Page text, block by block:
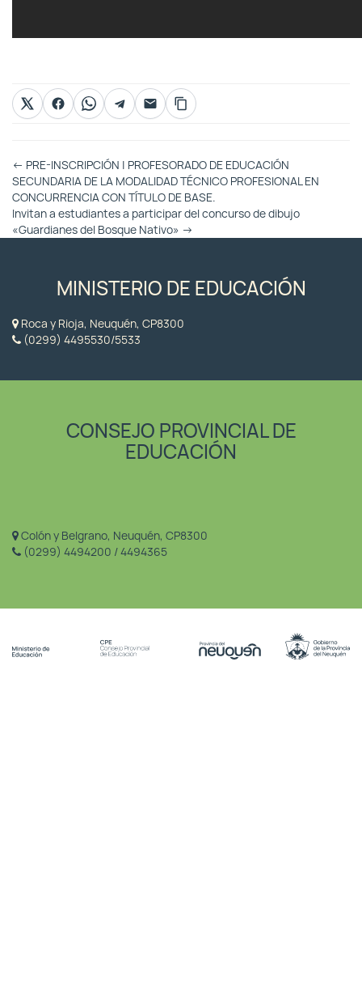
Otras
Entradas
← PRE-INSCRIPCIÓN | PROFESORADO DE EDUCACIÓN
SECUNDARIA DE LA MODALIDAD TÉCNICO PROFESIONAL EN
CONCURRENCIA CON TÍTULO DE BASE.
Invitan a estudiantes a participar del concurso de dibujo
«Guardianes del Bosque Nativo» →
MINISTERIO DE EDUCACIÓN
Roca y Rioja, Neuquén, CP8300
(0299) 4495530/5533
CONSEJO PROVINCIAL DE
EDUCACIÓN
Colón y Belgrano, Neuquén, CP8300
(0299) 4494200 / 4494365